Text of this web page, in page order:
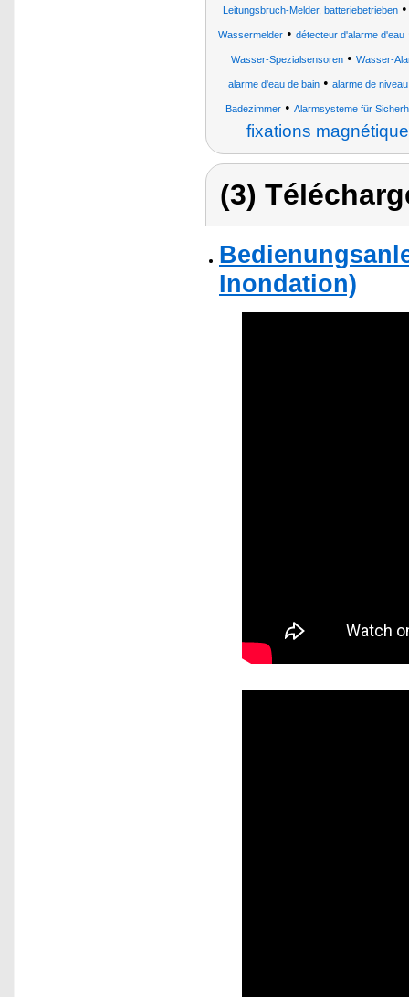
Leitungsbruch-Melder, batteriebetrieben
Wassermelder• détecteur d'alarme d'eau
Wasser-Spezialsensoren• Wasser-
alarme d'eau de bain• alarme de
Badezimmer• Alarmsysteme für
fixations
(3)
Inondation)